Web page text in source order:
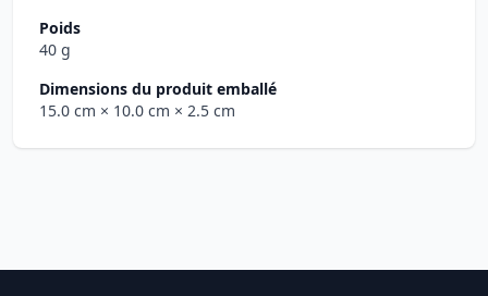
Poids
40 g
Dimensions du produit emballé
15.0 cm × 10.0 cm × 2.5 cm